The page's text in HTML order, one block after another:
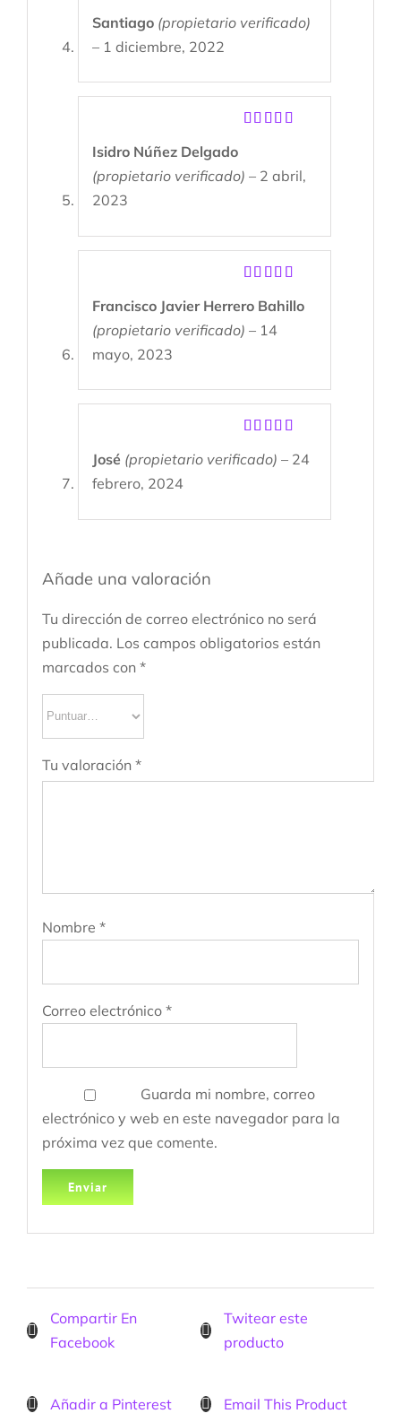
con5de 5
Santiago (propietario verificado)
– 1 diciembre, 2022
Isidro Núñez Delgado
(propietario verificado) – 2 abril,
2023
con5de 5
Francisco Javier Herrero Bahillo
(propietario verificado) – 14
mayo, 2023
con5de 5
José (propietario verificado) – 24
febrero, 2024
Añade una valoración
Tu dirección de correo electrónico no será
publicada. Los campos obligatorios están
marcados con *
Tu valoración *
Nombre *
Correo electrónico *
Guarda mi nombre, correo
electrónico y web en este navegador para la
próxima vez que comente.
Compartir En
Facebook
Twitear este
producto
Añadir a Pinterest Email This Product